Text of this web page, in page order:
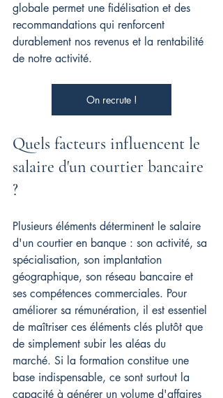
globale permet une fidélisation et des
recommandations qui renforcent
durablement nos revenus et la rentabilité
de notre activité.
On recrute !
Quels facteurs influencent le
salaire d'un courtier bancaire
?
Plusieurs éléments déterminent le salaire
d'un courtier en banque : son activité, sa
spécialisation, son implantation
géographique, son réseau bancaire et
ses compétences commerciales. Pour
améliorer sa rémunération, il est essentiel
de maîtriser ces éléments clés plutôt que
de simplement subir les aléas du
marché. Si la formation constitue une
base indispensable, ce sont surtout la
capacité à générer un volume d'affaires